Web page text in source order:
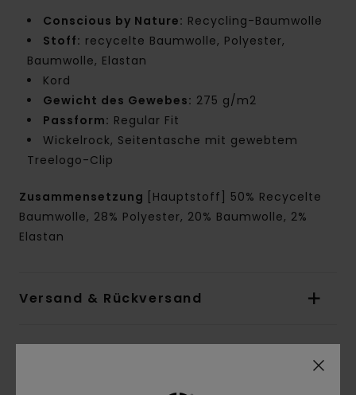
Conscious by Nature: Recycling-Baumwolle
Stoff: recycelte Baumwolle, Polyester,
Baumwolle, Elastan
Kord
Gewicht des Gewebes: 275 g/m2
Passform: Regular Fit
Wickelrock, Seitentasche mit gewebtem
Treelogo-Clip
Zusammensetzung
[Hauptstoff] 50% Recycelte
Baumwolle, 28% Polyester, 20% Baumwolle, 2%
Elastan
Versand & Rückversand